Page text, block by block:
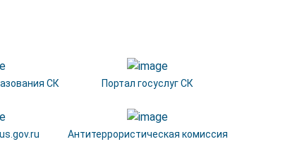
СК Портал госуслуг СК
Антитеррористическая комиссия